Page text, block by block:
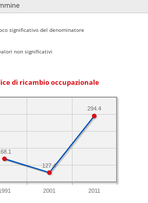
significativo del denominatore
non significativi
di ricambio occupazionale
2001 2011
294.4
127.4